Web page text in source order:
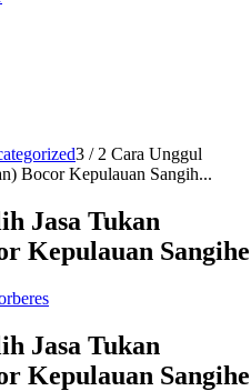
3 / 2 Cara Unggul
Bocor Kepulauan Sangih...
Jasa Tukan
Kepulauan Sangihe
Jasa Tukan
Kepulauan Sangihe